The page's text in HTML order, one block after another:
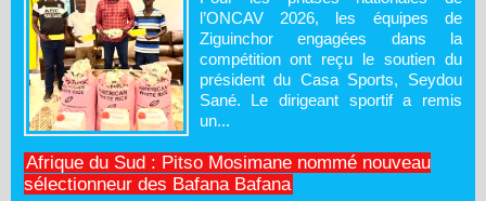
l’ONCAV 2026, les équipes de
Ziguinchor engagées dans la
compétition ont reçu le soutien du
président du Casa Sports, Seydou
Sané. Le dirigeant sportif a remis
un...
Afrique du Sud : Pitso Mosimane nommé nouveau
sélectionneur des Bafana Bafana